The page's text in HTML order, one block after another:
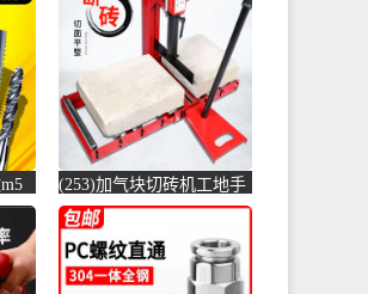
间旗舰店仅售5.6元)
不
(253)加气块切砖机工地手
动轻质砖压砖机带钢尺水
泥砖泡沫砖-水泥切割机
(贞美旗舰店仅售390元)